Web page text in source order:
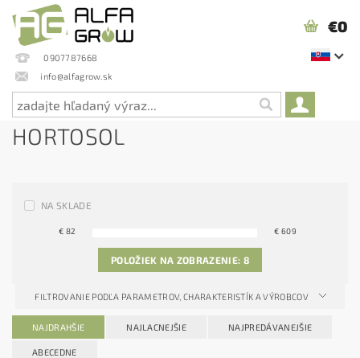
0907787668
info@alfagrow.sk
€0
HORTOSOL
NA SKLADE
€ 82 € 609
POLOŽIEK NA ZOBRAZENIE: 8
FILTROVANIE PODĽA PARAMETROV, CHARAKTERISTÍK A VÝROBCOV
NAJDRAHŠIE NAJLACNEJŠIE NAJPREDÁVANEJŠIE
ABECEDNE